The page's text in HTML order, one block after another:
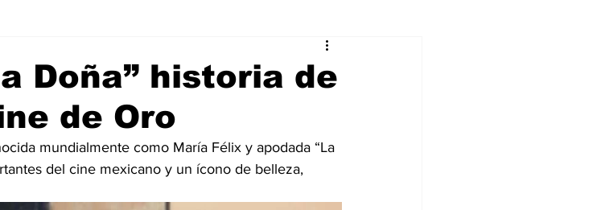
Doña” historia de
de Oro
mundialmente como María Félix y apodada “La
del cine mexicano y un ícono de belleza,